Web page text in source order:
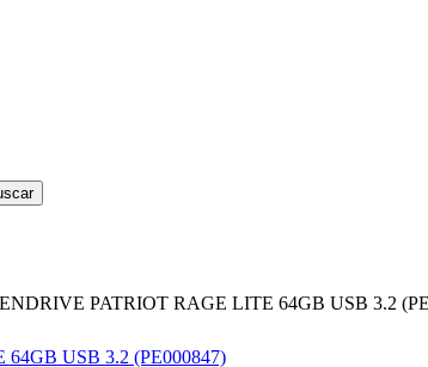
PATRIOT RAGE LITE 64GB USB 3.2